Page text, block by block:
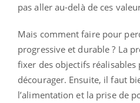
pas aller au-delà de ces
Mais comment faire pour
progressive et durable ? La
fixer des objectifs réalisables
décourager. Ensuite, il faut
l’alimentation et la prise de